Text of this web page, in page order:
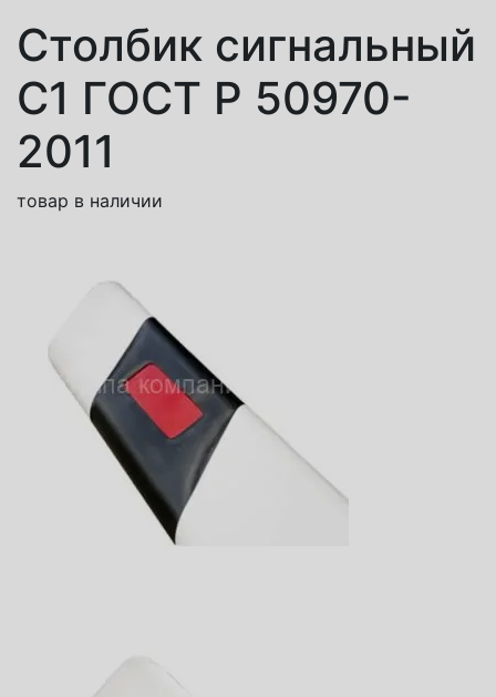
Столбик сигнальный
С1 ГОСТ Р 50970-
2011
товар в наличии